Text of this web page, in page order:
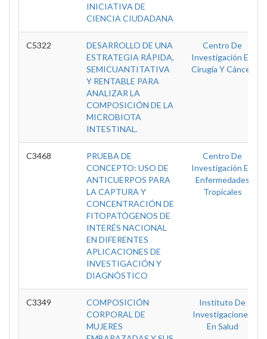
INICIATIVA DE
CIENCIA CIUDADANA
C5322
DESARROLLO DE UNA
ESTRATEGIA RÁPIDA,
SEMICUANTITATIVA
Y RENTABLE PARA
ANALIZAR LA
COMPOSICIÓN DE LA
MICROBIOTA
INTESTINAL.
Centro De
Investigación En
Cirugía Y Cáncer
C3468
PRUEBA DE
CONCEPTO: USO DE
ANTICUERPOS PARA
LA CAPTURA Y
CONCENTRACIÓN DE
FITOPATÓGENOS DE
INTERÉS NACIONAL
EN DIFERENTES
APLICACIONES DE
INVESTIGACIÓN Y
DIAGNÓSTICO
Centro De
Investigación En
Enfermedades
Tropicales
C3349
COMPOSICIÓN
CORPORAL DE
MUJERES
Instituto De
Investigaciones
En Salud